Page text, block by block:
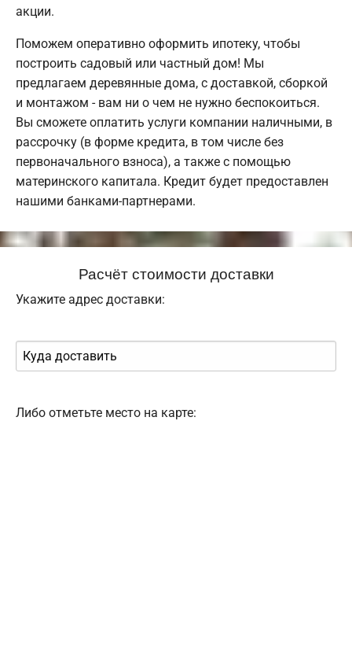
акции.
Поможем оперативно оформить ипотеку, чтобы
построить садовый или частный дом! Мы
предлагаем деревянные дома, с доставкой, сборкой
и монтажом - вам ни о чем не нужно беспокоиться.
Вы сможете оплатить услуги компании наличными, в
рассрочку (в форме кредита, в том числе без
первоначального взноса), а также с помощью
материнского капитала. Кредит будет предоставлен
нашими банками-партнерами.
Расчёт стоимости доставки
Укажите адрес доставки:
Либо отметьте место на карте: